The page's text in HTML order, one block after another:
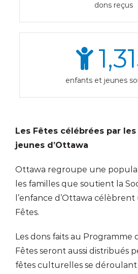
dons reçus
enfants et jeunes
Les Fêtes célébrées par
jeunes d’Ottawa
Ottawa regroupe une
les familles que soutient la
l’enfance d’Ottawa
Fêtes.
Les dons faits au Programme
Fêtes seront aussi distribués
fêtes culturelles se déroulant